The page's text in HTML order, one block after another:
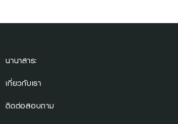
นานาสาระ
เกี่ยวกับเรา
ติดต่อสอบถาม